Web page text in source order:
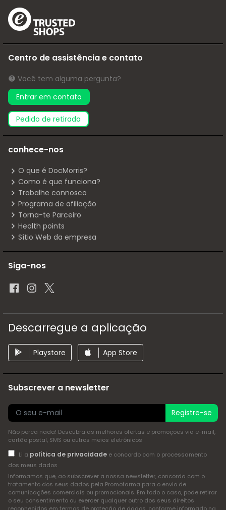
Centro de assistência e contato
Você tem alguma pergunta?
Entrar em contato
pedido de retirada
conhece-nos
O que é DocMorris?
Como é que funciona?
Trabalhe connosco
Programa de afiliação
Torna-te Parceiro
Health points
Sítio Web da empresa
Siga-nos
Descarregue a aplicação
Playstore App Store
Subscrever a newsletter
Registre-se
Não perca nada! Descubra as melhores ofertas e promoções via e-mail,
cartão postal, SMS ou outros meios eletrónicos
Li a política de privacidadee concordo com o processamento
dos meus dados
Informamos que, ao subscrever a nossa newsletter, concorda com o
tratamento dos seus dados pela Promofarma para o envio de
comunicações comerciais ou promocionais. Em todo o caso, pode retirar
o seu consentimento ou exercer qualquer outro dos seus direitos